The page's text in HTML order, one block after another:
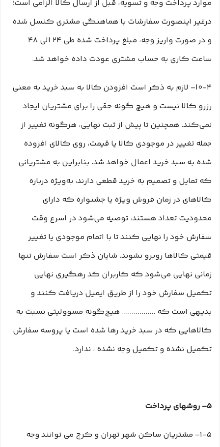
موارد پرداخت وجه و تسویه، قبل از ارسال کالا الزامی است؛
درغیر اینصورت سفارشات با هماهنگی مشتری کنسل شده
و در صورت واریز وجه، مبلغ پرداخت شده طی ۲۴ الی ۴۸
ساعت کاری به حساب مشتری عودت داده خواهد شد.
10-۴– لازم به ذکر است افزودن کالا به سبد خرید به معنی
رزرو کالا نیست و هیچ گونه حقی را برای مشتریان ایجاد
نمی‌کند. همچنین تا پیش از ثبت نهایی، هرگونه تغییر از
جمله تغییر در موجودی کالا یا قیمت، روی کالای افزوده
شده به سبد خرید اعمال خواهد شد. بنابراین به مشتریانی
که تمایل و تصمیم به خرید قطعی دارند، به‌ویژه درباره
کالاهای در زمان فروش ویژه یا جشنواره که دارای
محدودیت تعداد هستند، توصیه می‌شود در اسرع وقت
سفارش خود را نهایی کنند تا با اتمام موجودی یا تغییر
قیمتی کالاها روبرو نشوند. شایان ذکر است سفارش تنها
زمانی نهایی می‌شود که کاربران کد رهگیری نهایی
تکمیل سفارش خود را از طریق ایمیل دریافت کنند و
بدیهی است که ................. هیچ‌گونه مسوولیتی نسبت به
کالاهایی که در سبد خرید رها شده است یا پروسه سفارش
تکمیل نشده و تکمیل وجه نشده ، ندارد.
۵– روشهای پرداخت
۱-۵– مشتریان ساکن شهر تهران و کرج می توانند وجه